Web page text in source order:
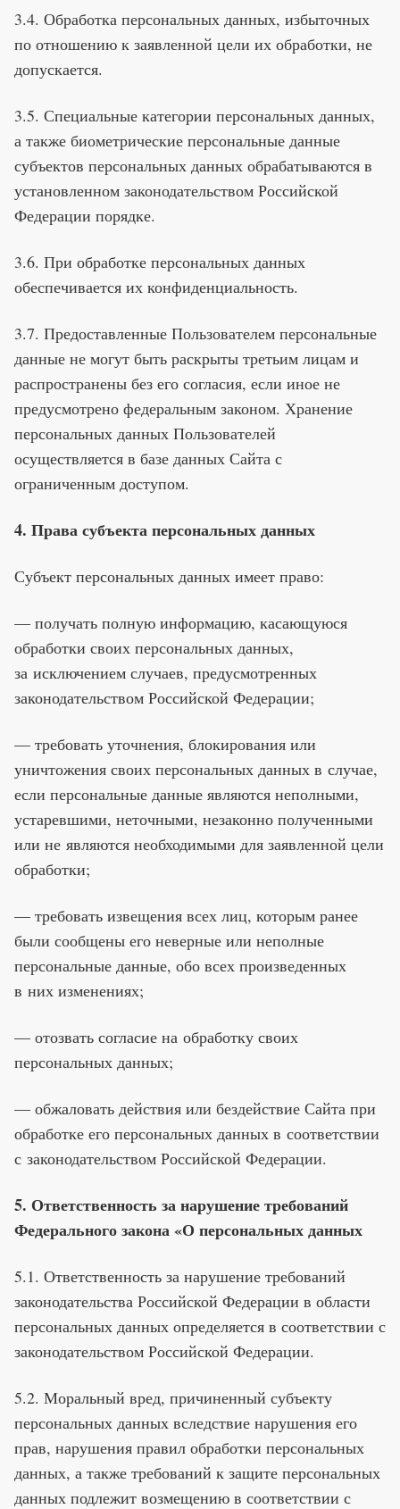
3.4. Обработка персональных данных, избыточных
по отношению к заявленной цели их обработки, не
допускается.
3.5. Специальные категории персональных данных,
а также биометрические персональные данные
субъектов персональных данных обрабатываются в
установленном законодательством Российской
Федерации порядке.
3.6. При обработке персональных данных
обеспечивается их конфиденциальность.
3.7. Предоставленные Пользователем персональные
данные не могут быть раскрыты третьим лицам и
распространены без его согласия, если иное не
предусмотрено федеральным законом. Хранение
персональных данных Пользователей
осуществляется в базе данных Сайта с
ограниченным доступом.
4. Права субъекта персональных данных
Субъект персональных данных имеет право:
— получать полную информацию, касающуюся
обработки своих персональных данных,
за исключением случаев, предусмотренных
законодательством Российской Федерации;
— требовать уточнения, блокирования или
уничтожения своих персональных данных в случае,
если персональные данные являются неполными,
устаревшими, неточными, незаконно полученными
или не являются необходимыми для заявленной цели
обработки;
— требовать извещения всех лиц, которым ранее
были сообщены его неверные или неполные
персональные данные, обо всех произведенных
в них изменениях;
— отозвать согласие на обработку своих
персональных данных;
— обжаловать действия или бездействие Сайта при
обработке его персональных данных в соответствии
с законодательством Российской Федерации.
5. Ответственность за нарушение требований
Федерального закона «О персональных данных
5.1. Ответственность за нарушение требований
законодательства Российской Федерации в области
персональных данных определяется в соответствии с
законодательством Российской Федерации.
5.2. Моральный вред, причиненный субъекту
персональных данных вследствие нарушения его
прав, нарушения правил обработки персональных
данных, а также требований к защите персональных
данных подлежит возмещению в соответствии с